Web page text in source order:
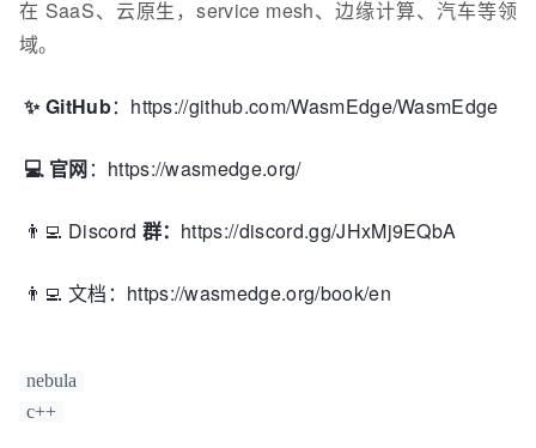
在 SaaS、云原生，service mesh、边缘计算、汽车等领
域。
✨ GitHub：https://github.com/WasmEdge/WasmEdge
💻 官网：https://wasmedge.org/
👨‍💻‍ Discord 群： https://discord.gg/JHxMj9EQbA
👨‍💻‍ 文档：https://wasmedge.org/book/en
nebula
c++